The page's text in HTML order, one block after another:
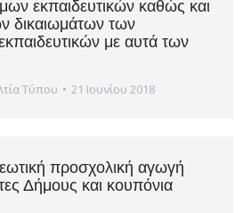
εκπαιδευτικών καθώς και
δικαιωμάτων των
με αυτά των
Τύπου 21 Ιουνίου 2018
προσχολική αγωγή
Δήμους και κουπόνια